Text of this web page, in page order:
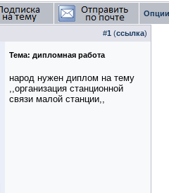
#1 (ссылка)
Тема: дипломная работа
народ нужен диплом на тему
,,организация станционной
связи малой станции,,